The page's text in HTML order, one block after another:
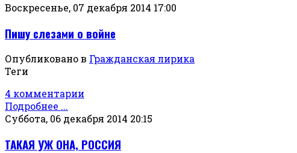
Воскресенье, 07 декабря 2014 17:00
Пишу слезами о войне
Опубликовано в Гражданская лирика
Теги
4 комментарии
Подробнее ...
Суббота, 06 декабря 2014 20:15
ТАКАЯ УЖ ОНА, РОССИЯ